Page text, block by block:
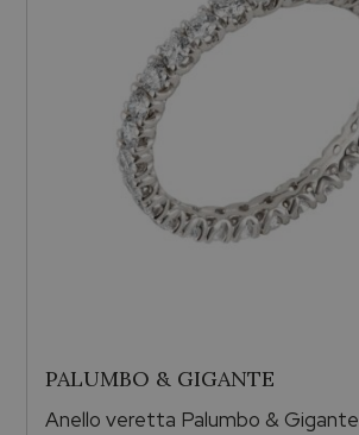
PALUMBO & GIGANTE
Anello veretta Palumbo & Gigante